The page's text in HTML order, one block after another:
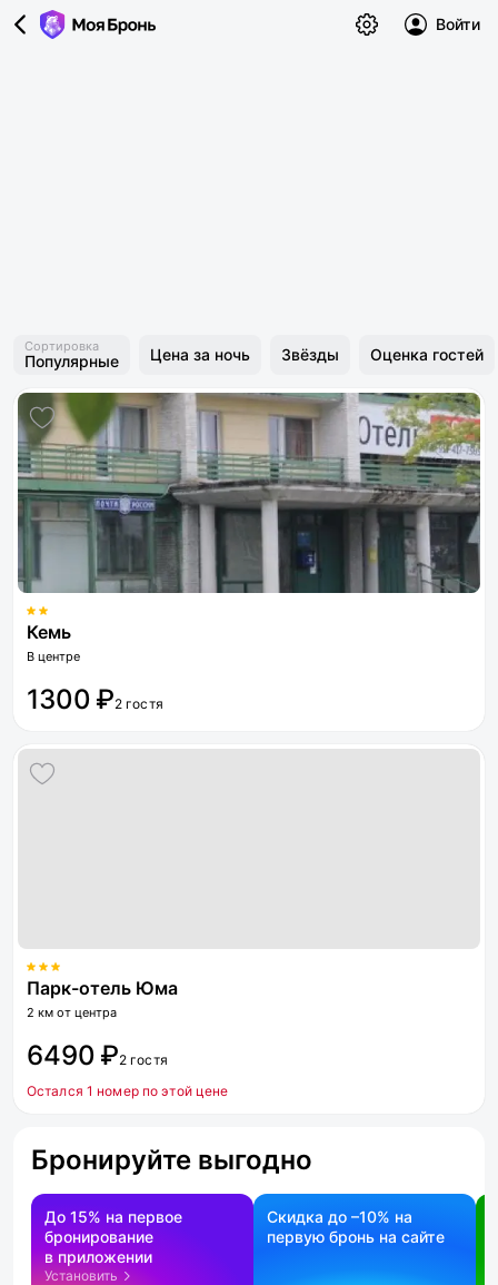
Войти
Сортировка
Популярные Цена за ночь Звёзды Оценка гостей
Кемь
В центре
1300 ₽2 гостя
Парк-отель Юма
2 км от центра
6490 ₽2 гостя
Остался 1 номер по этой цене
Бронируйте выгодно
До 15% на первое
бронирование
в приложении
Установить
Скидка до –10% на
первую бронь на сайте